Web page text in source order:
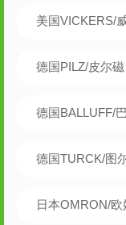
美国VICKERS/
德国PILZ/皮尔磁
德国BALLUFF/
德国TURCK/图
日本OMRON/欧